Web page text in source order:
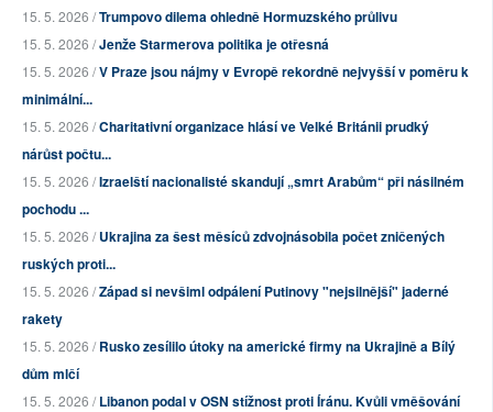
15. 5. 2026 /Trumpovo dilema ohledně Hormuzského průlivu
15. 5. 2026 /Jenže Starmerova politika je otřesná
15. 5. 2026 /V Praze jsou nájmy v Evropě rekordně nejvyšší v poměru k
minimální...
15. 5. 2026 /Charitativní organizace hlásí ve Velké Británii prudký
nárůst počtu...
15. 5. 2026 /Izraelští nacionalisté skandují „smrt Arabům“ při násilném
pochodu ...
15. 5. 2026 /Ukrajina za šest měsíců zdvojnásobila počet zničených
ruských proti...
15. 5. 2026 /Západ si nevšiml odpálení Putinovy "nejsilnější" jaderné
rakety
15. 5. 2026 /Rusko zesílilo útoky na americké firmy na Ukrajině a Bílý
dům mlčí
15. 5. 2026 /Libanon podal v OSN stížnost proti Íránu. Kvůli vměšování